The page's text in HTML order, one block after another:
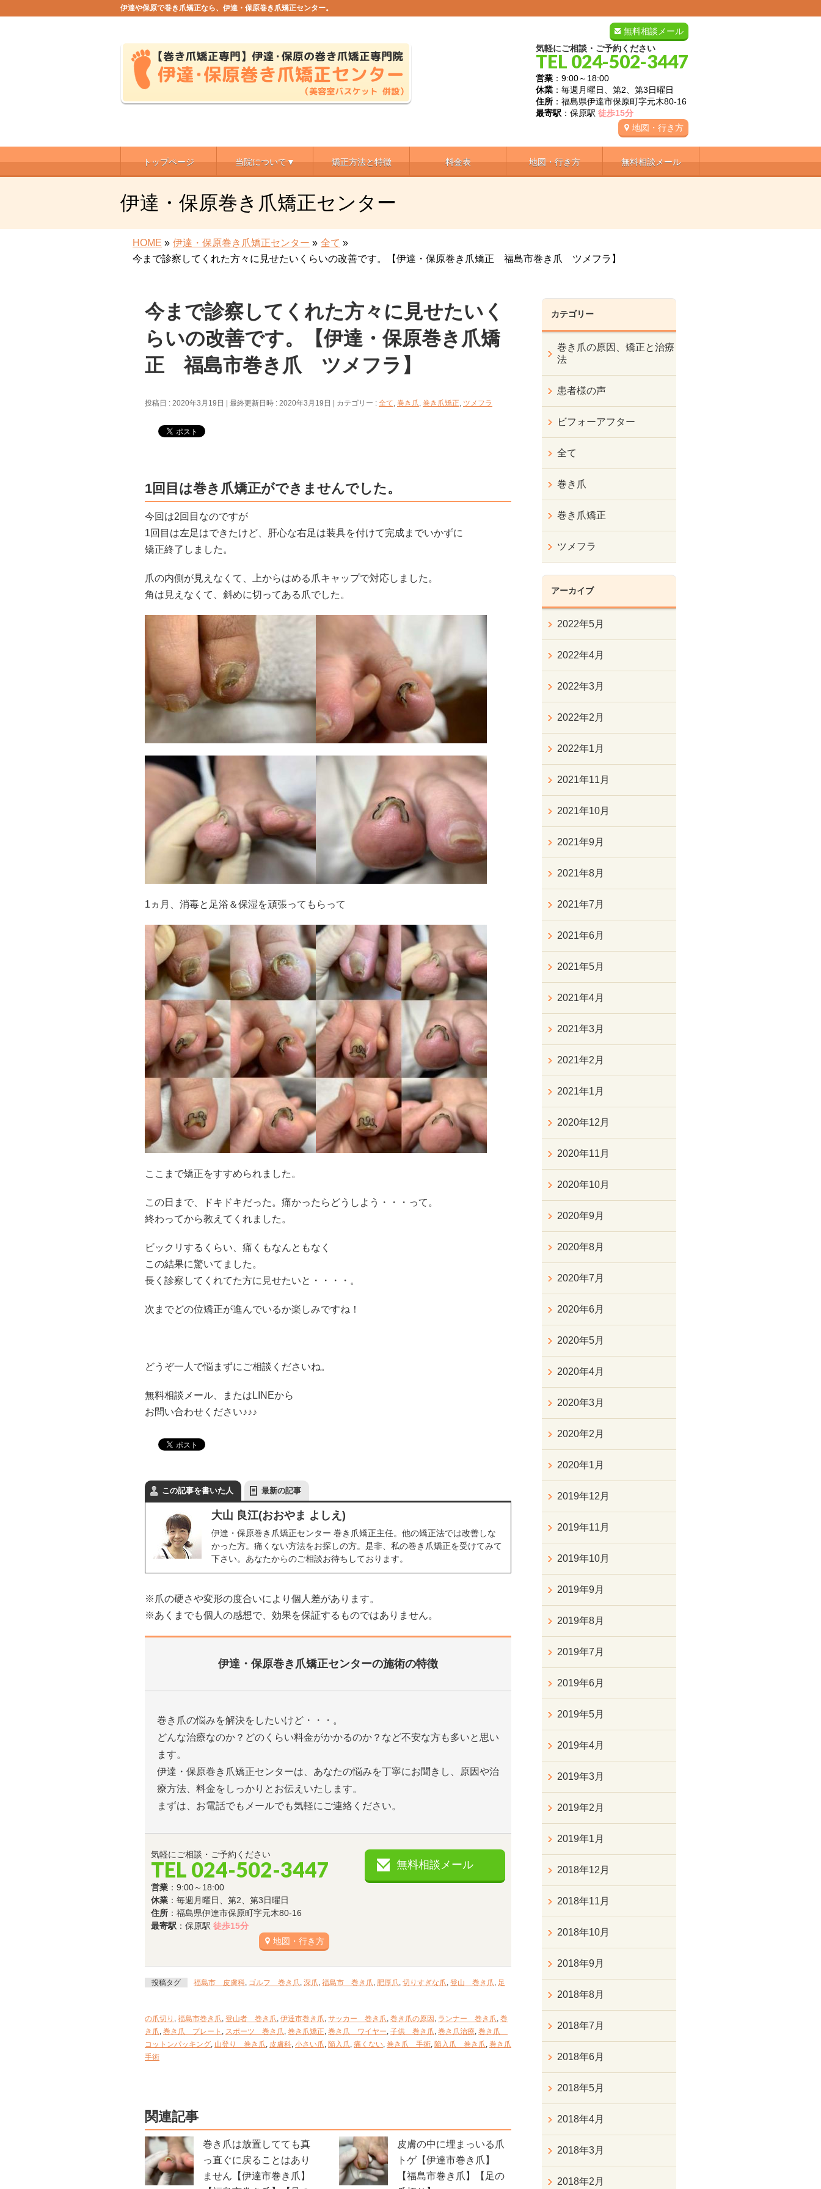
伊達や保原で巻き爪矯正なら、伊達・保原巻き爪矯正センター。
無料相談メール
気軽にご相談・ご予約ください
TEL 024-502-3447
営業 ：9:00～18:00
休業 ：毎週月曜日、第2、第3日曜日
住所 ：福島県伊達市保原町字元木80-16
最寄駅 ：保原駅 徒歩15分
地図・行き方
トップページ 当院について▼ 矯正方法と特徴 料金表 地図・行き方 無料相談メール
伊達・保原巻き爪矯正センター
HOME » 伊達・保原巻き爪矯正センター » 全て »
今まで診察してくれた方々に見せたいくらいの改善です。【伊達・保原巻き爪矯正 福島市巻き爪 ツメフラ】
今まで診察してくれた方々に見せたいく
らいの改善です。【伊達・保原巻き爪矯
正 福島市巻き爪 ツメフラ】
投稿日 : 2020年3月19日 最終更新日時 : 2020年3月19日 カテゴリー : 全て, 巻き爪, 巻き爪矯正, ツメフラ
1回目は巻き爪矯正ができませんでした。
今回は2回目なのですが
1回目は左足はできたけど、肝心な右足は装具を付けて完成までいかずに
矯正終了しました。
爪の内側が見えなくて、上からはめる爪キャップで対応しました。
角は見えなくて、斜めに切ってある爪でした。
1ヵ月、消毒と足浴＆保湿を頑張ってもらって
ここまで矯正をすすめられました。
この日まで、ドキドキだった。痛かったらどうしよう・・・って。
終わってから教えてくれました。
ビックリするくらい、痛くもなんともなく
この結果に驚いてました。
長く診察してくれてた方に見せたいと・・・・。
次までどの位矯正が進んでいるか楽しみですね！
どうぞ一人で悩まずにご相談くださいね。
無料相談メール、またはLINEから
お問い合わせください♪♪♪
この記事を書いた人 最新の記事
大山 良江(おおやま よしえ)
伊達・保原巻き爪矯正センター 巻き爪矯正主任。他の矯正法では改善しな
かった方。痛くない方法をお探しの方。是非、私の巻き爪矯正を受けてみて
下さい。あなたからのご相談お待ちしております。
※爪の硬さや変形の度合いにより個人差があります。
※あくまでも個人の感想で、効果を保証するものではありません。
伊達・保原巻き爪矯正センターの施術の特徴
巻き爪の悩みを解決をしたいけど・・・。
どんな治療なのか？どのくらい料金がかかるのか？など不安な方も多いと思い
ます。
伊達・保原巻き爪矯正センターは、あなたの悩みを丁寧にお聞きし、原因や治
療方法、料金をしっかりとお伝えいたします。
まずは、お電話でもメールでも気軽にご連絡ください。
気軽にご相談・ご予約ください
TEL 024-502-3447
営業 ：9:00～18:00
休業 ：毎週月曜日、第2、第3日曜日
住所 ：福島県伊達市保原町字元木80-16
最寄駅 ：保原駅 徒歩15分
地図・行き方
無料相談メール
投稿タグ 福島市 皮膚科, ゴルフ 巻き爪, 深爪, 福島市 巻き爪, 肥厚爪, 切りすぎな爪, 登山 巻き爪, 足
の爪切り , 福島市巻き爪, 登山者 巻き爪, 伊達市巻き爪, サッカー 巻き爪, 巻き爪の原因 , ランナー 巻き爪, 巻
き爪, 巻き爪 プレート , スポーツ 巻き爪, 巻き爪矯正, 巻き爪 ワイヤー, 子供 巻き爪, 巻き爪治療, 巻き爪
コットンパッキング, 山登り 巻き爪, 皮膚科, 小さい爪, 陥入爪, 痛くない, 巻き爪 手術, 陥入爪 巻き爪, 巻き爪
手術
関連記事
巻き爪は放置してても真
っ直ぐに戻ることはあり
ません【伊達市巻き爪】
皮膚の中に埋まっいる爪
トゲ【伊達市巻き爪】
【福島市巻き爪】【足の
カテゴリー
巻き爪の原因、矯正と治療
法
患者様の声
ビフォーアフター
全て
巻き爪
巻き爪矯正
ツメフラ
アーカイブ
2022年5月
2022年4月
2022年3月
2022年2月
2022年1月
2021年11月
2021年10月
2021年9月
2021年8月
2021年7月
2021年6月
2021年5月
2021年4月
2021年3月
2021年2月
2021年1月
2020年12月
2020年11月
2020年10月
2020年9月
2020年8月
2020年7月
2020年6月
2020年5月
2020年4月
2020年3月
2020年2月
2020年1月
2019年12月
2019年11月
2019年10月
2019年9月
2019年8月
2019年7月
2019年6月
2019年5月
2019年4月
2019年3月
2019年2月
2019年1月
2018年12月
2018年11月
2018年10月
2018年9月
2018年8月
2018年7月
2018年6月
2018年5月
2018年4月
2018年3月
2018年2月